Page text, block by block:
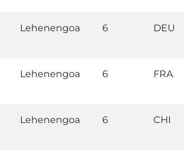
Lehenengoa 6 DEU
Lehenengoa 6 FRA
Lehenengoa 6 CHI